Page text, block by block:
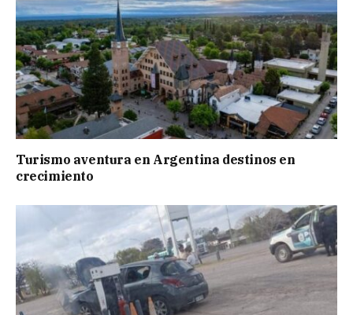
Turismo aventura en Argentina destinos en
crecimiento